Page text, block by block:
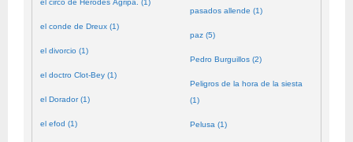
el circo de Herodes Agripa. (1)
el conde de Dreux (1)
el divorcio (1)
el doctro Clot-Bey (1)
el Dorador (1)
el efod (1)
pasados allende (1)
paz (5)
Pedro Burguillos (2)
Peligros de la hora de la siesta
(1)
Pelusa (1)